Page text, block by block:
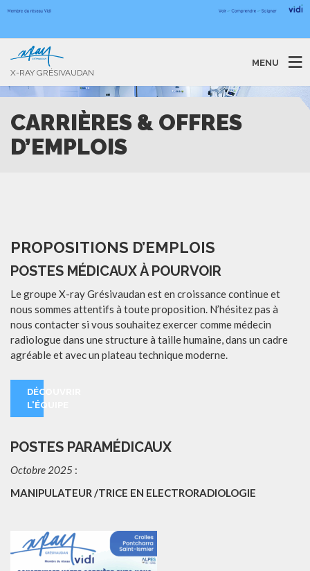
X-RAY GRÉSIVAUDAN
MENU
CARRIÈRES & OFFRES
D’EMPLOIS
PROPOSITIONS D’EMPLOIS
POSTES MÉDICAUX À POURVOIR
Le groupe X-ray Grésivaudan est en croissance continue et
nous sommes attentifs à toute proposition. N’hésitez pas à
nous contacter si vous souhaitez exercer comme médecin
radiologue dans une structure à taille humaine, dans un cadre
agréable et avec un plateau technique moderne.
DÉCOUVRIR
L'ÉQUIPE
POSTES PARAMÉDICAUX
Octobre 2025 :
MANIPULATEUR /TRICE EN ELECTRORADIOLOGIE